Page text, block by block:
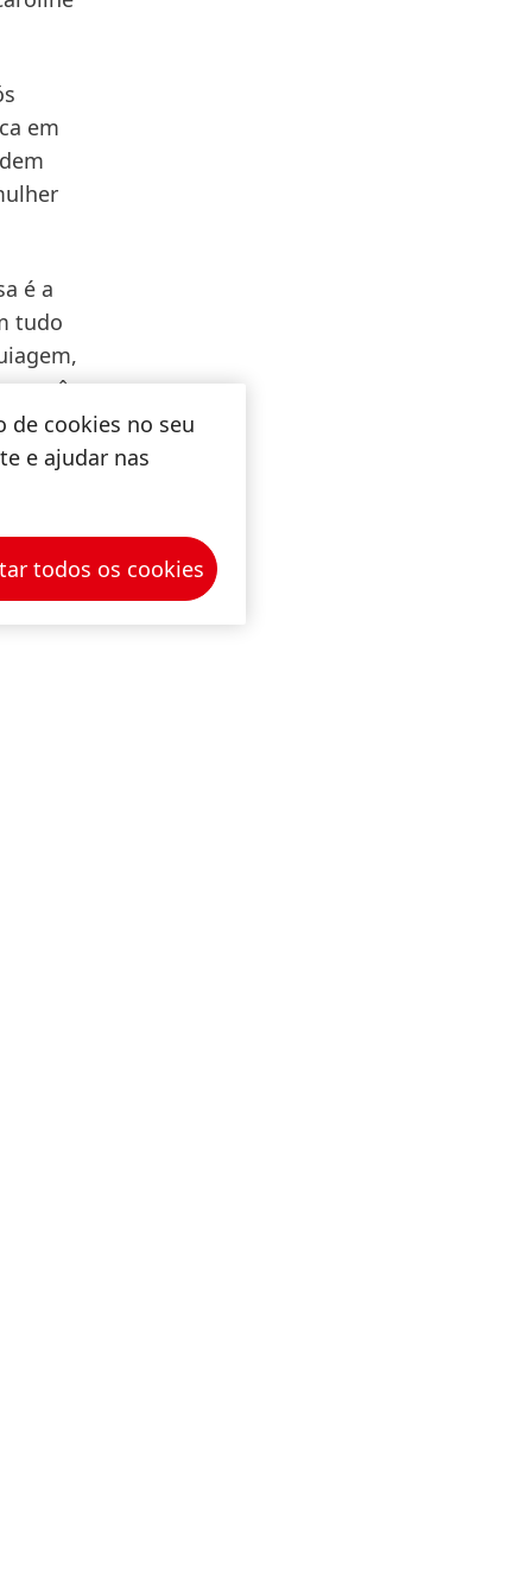
em
é a
tudo
você
de cookies no seu
e ajudar nas
todos os cookies